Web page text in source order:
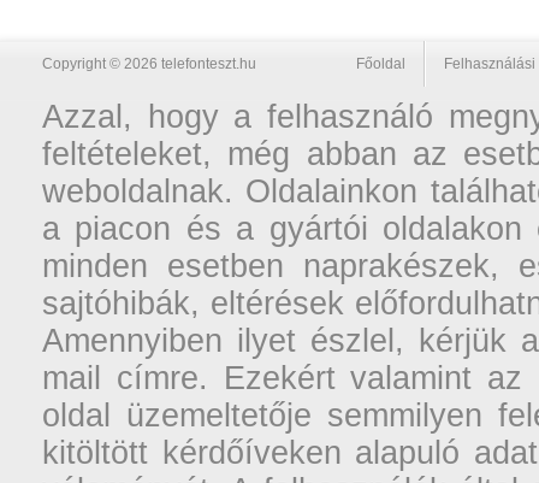
Copyright © 2026 telefonteszt.hu Főoldal
Azzal, hogy a felhasználó
feltételeket, még abban az
weboldalnak. Oldalainkon
a piacon és a gyártói oldalakon
minden esetben naprakészek,
sajtóhibák, eltérések
Amennyiben ilyet észlel, kérjük
mail címre. Ezekért valamint
oldal üzemeltetője semmilyen
kitöltött kérdőíveken alapuló